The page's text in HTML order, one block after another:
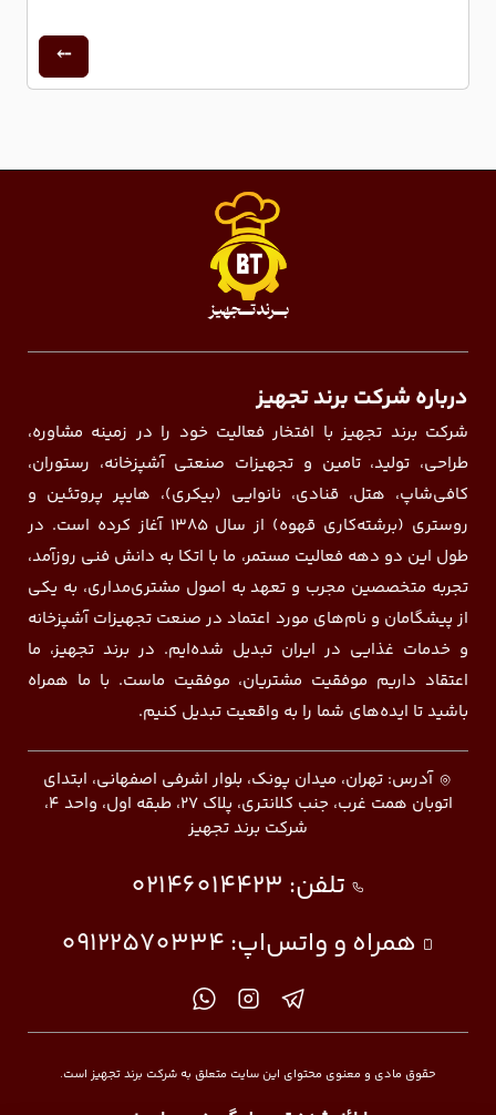
درباره شرکت برند تجهیز
شرکت برند تجهیز با افتخار فعالیت خود را در زمینه مشاوره،
طراحی، تولید، تامین و تجهیزات صنعتی آشپزخانه، رستوران،
کافی‌شاپ، هتل، قنادی، نانوایی (بیکری)، هایپر پروتئین و
روستری (برشته‌کاری قهوه) از سال ۱۳۸۵ آغاز کرده است. در
طول این دو دهه فعالیت مستمر، ما با اتکا به دانش فنی روزآمد،
تجربه متخصصین مجرب و تعهد به اصول مشتری‌مداری، به یکی
از پیشگامان و نام‌های مورد اعتماد در صنعت تجهیزات آشپزخانه
و خدمات غذایی در ایران تبدیل شده‌ایم. در برند تجهیز، ما
اعتقاد داریم موفقیت مشتریان، موفقیت ماست. با ما همراه
باشید تا ایده‌های شما را به واقعیت تبدیل کنیم.
آدرس: تهران، میدان پونک، بلوار اشرفی اصفهانی، ابتدای
اتوبان همت غرب، جنب کلانتری، پلاک ۲۷، طبقه اول، واحد ۴،
شرکت برند تجهیز
تلفن: 02146014423
همراه و واتس‌اپ:09122570334
حقوق مادی و معنوی محتوای این سایت متعلق به شرکت برند تجهیز است.